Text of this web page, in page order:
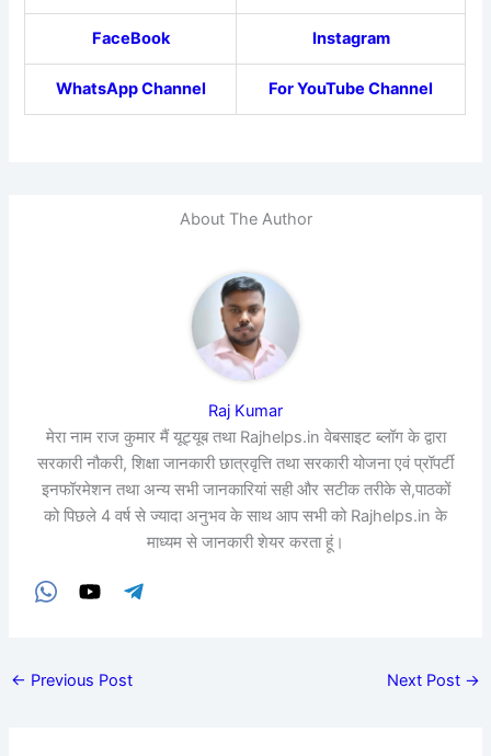
FaceBook Instagram
WhatsApp Channel For YouTube Channel
About The Author
Raj Kumar
मेरा नाम राज कुमार मैं यूट्यूब तथा Rajhelps.in वेबसाइट ब्लॉग के द्वारा
सरकारी नौकरी, शिक्षा जानकारी छात्रवृत्ति तथा सरकारी योजना एवं प्रॉपर्टी
इनफॉरमेशन तथा अन्य सभी जानकारियां सही और सटीक तरीके से,पाठकों
को पिछले 4 वर्ष से ज्यादा अनुभव के साथ आप सभी को Rajhelps.in के
माध्यम से जानकारी शेयर करता हूं।
← Previous Post Next Post →